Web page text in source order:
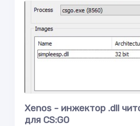
Xenos - инжектор .dll
для CS:GO